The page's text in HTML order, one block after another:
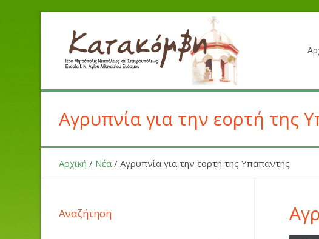
Αγρυπνία για την εορτή της
Αρχική / Νέα /Αγρυπνία για την εορτή της Υπαπαντής
Αναζήτηση